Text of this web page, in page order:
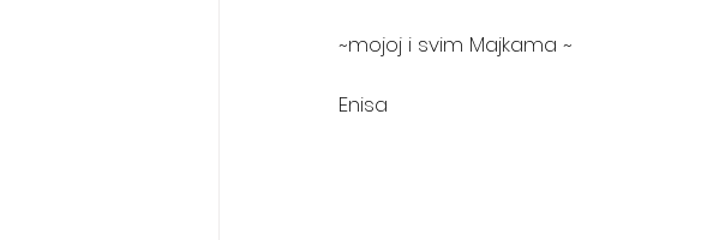
~mojoj i svim Majkama ~
Enisa